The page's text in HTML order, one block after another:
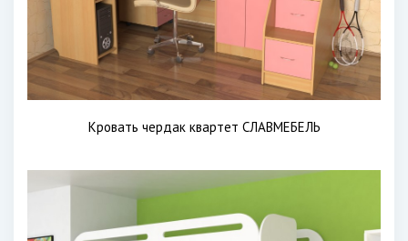
Кровать чердак квартет СЛАВМЕБЕЛЬ